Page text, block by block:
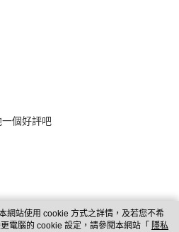
個好評吧
網站使用 cookie 方式之詳情，及若您不希
電腦的 cookie 設定，請參閱本網站「 隱私